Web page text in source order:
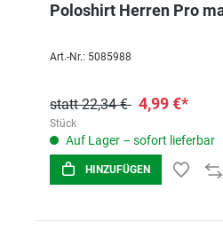
Poloshirt Herren Pro
Art.-Nr.: 5085988
statt 22,34 € 4,99 €*
Stück
Auf Lager – sofort lieferbar
HINZUFÜGEN